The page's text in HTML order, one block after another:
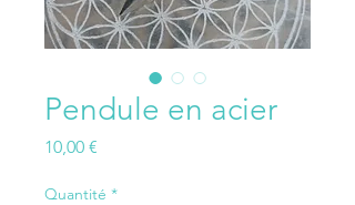
Pendule en acier
10,00 €
Quantité *